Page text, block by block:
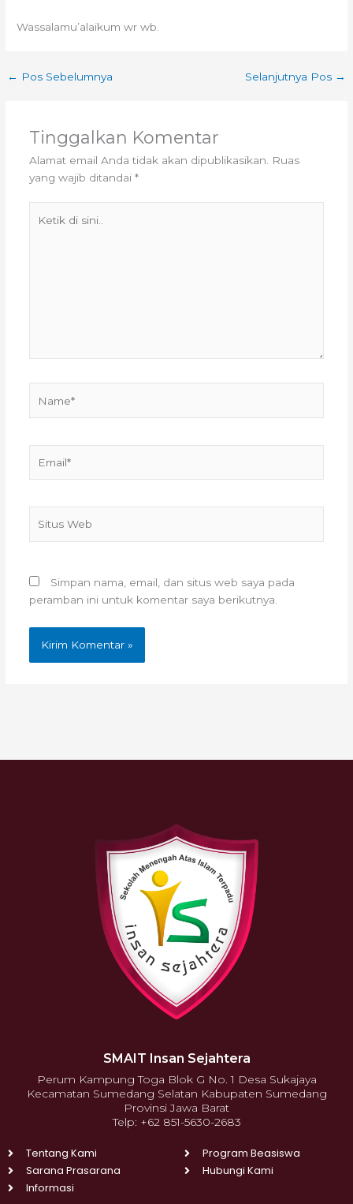
Wassalamu’alaikum wr wb.
← Pos Sebelumnya Selanjutnya Pos →
Tinggalkan Komentar
Alamat email Anda tidak akan dipublikasikan.
Ruas
yang wajib ditandai *
Web
Simpan nama, email, dan situs web saya pada
peramban ini untuk komentar saya berikutnya.
SMAIT Insan Sejahtera
Perum Kampung Toga Blok G No. 1 Desa Sukajaya
Kecamatan Sumedang Selatan Kabupaten Sumedang
Provinsi Jawa Barat
Telp: +62 851-5630-2683
Tentang Kami
Sarana Prasarana
Informasi
Program Beasiswa
Hubungi Kami